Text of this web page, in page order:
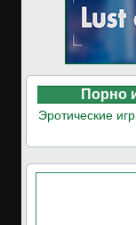
Порно
Эротические